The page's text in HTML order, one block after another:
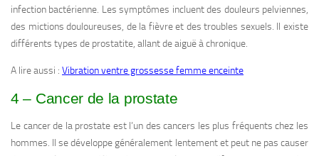
infection bactérienne. Les symptômes incluent des douleurs pelviennes,
des mictions douloureuses, de la fièvre et des troubles sexuels. Il existe
différents types de prostatite, allant de aiguë à chronique.
A lire aussi : Vibration ventre grossesse femme enceinte
4 – Cancer de la prostate
Le cancer de la prostate est l’un des cancers les plus fréquents chez les
hommes. Il se développe généralement lentement et peut ne pas causer